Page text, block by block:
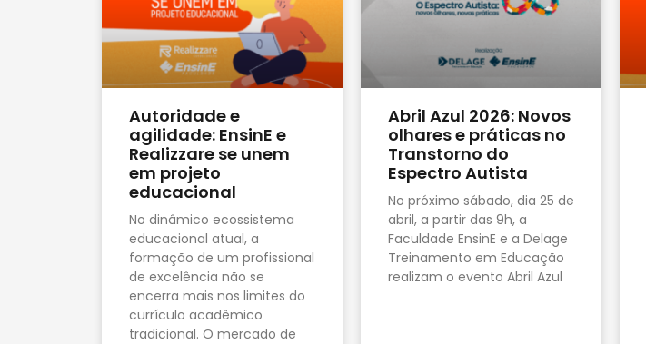
Autoridade e
agilidade: EnsinE e
Realizzare se unem
em projeto
educacional
No dinâmico ecossistema
educacional atual, a
formação de um profissional
de excelência não se
encerra mais nos limites do
currículo acadêmico
tradicional. O mercado de
Abril Azul 2026: Novos
olhares e práticas no
Transtorno do
Espectro Autista
No próximo sábado, dia 25 de
abril, a partir das 9h, a
Faculdade EnsinE e a Delage
Treinamento em Educação
realizam o evento Abril Azul